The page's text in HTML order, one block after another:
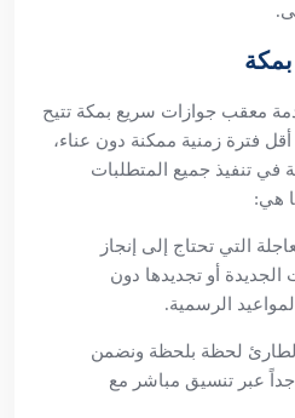
معقب جوازات سريع بمكة تتيح
أقل فترة زمنية ممكنة دون عناء،
في تنفيذ جميع المتطلبات
هي:
التي تحتاج إلى إنجاز
أو تجديدها دون
الرسمية.
الطارئ لحظة بلحظة ونضمن
عبر تنسيق مباشر مع